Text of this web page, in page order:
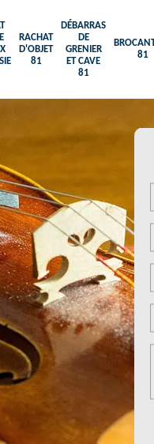
RACHAT
D'OBJET
81
DÉBARRAS
DE
GRENIER
ET CAVE
81
81